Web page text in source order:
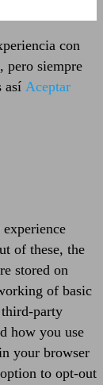
con
pero siempre
así Aceptar
of these, the
stored on
of basic
party
how you use
your browser
to opt-out